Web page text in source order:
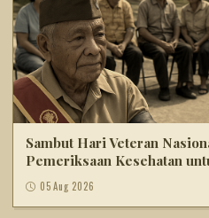
Sambut Hari Veteran
Pemeriksaan Kesehatan
05 Aug 2026